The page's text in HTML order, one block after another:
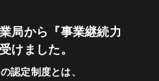
局から『事業継続力
けました。
認定制度とは、